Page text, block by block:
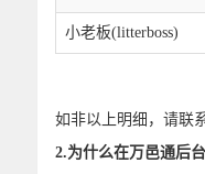
小老板(litterboss)
如非以上明细，请联
2.为什么在万邑通后